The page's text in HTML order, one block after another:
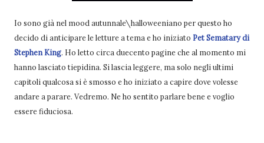
Io sono già nel mood autunnale\halloweeniano per questo ho
decido di anticipare le letture a tema e ho iniziato Pet Sematary di
Stephen King. Ho letto circa duecento pagine che al momento mi
hanno lasciato tiepidina. Si lascia leggere, ma solo negli ultimi
capitoli qualcosa si è smosso e ho iniziato a capire dove volesse
andare a parare. Vedremo. Ne ho sentito parlare bene e voglio
essere fiduciosa.